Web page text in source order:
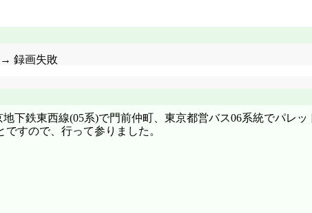
→ 録画失敗
下鉄東西線(05系)で門前仲町、東京都営バス06系統でパレ
すので、行って参りました。